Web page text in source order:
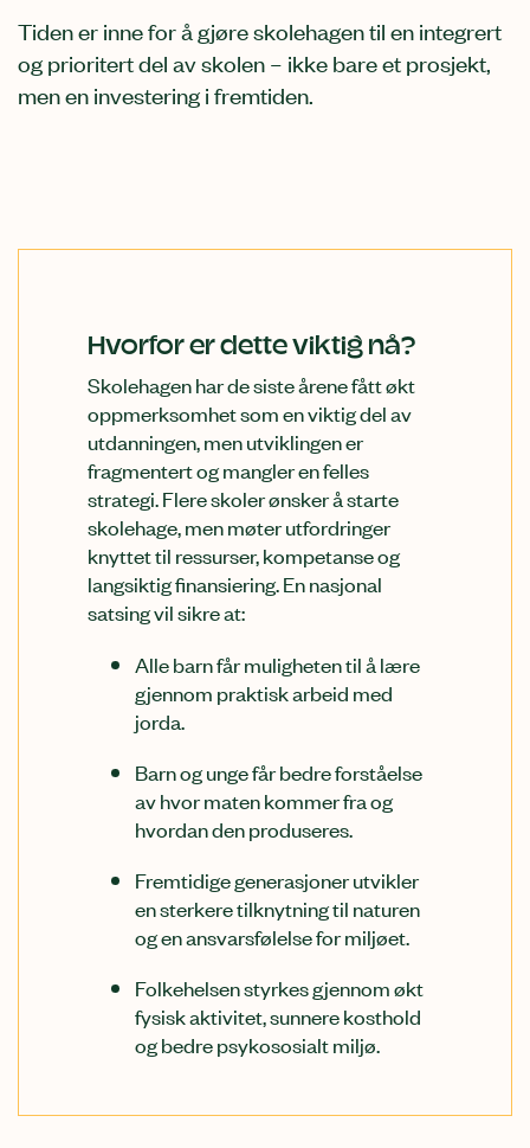
Tiden er inne for å gjøre skolehagen til en integrert
og prioritert del av skolen – ikke bare et prosjekt,
men en investering i fremtiden.
Hvorfor er dette viktig nå?
Skolehagen har de siste årene fått økt
oppmerksomhet som en viktig del av
utdanningen, men utviklingen er
fragmentert og mangler en felles
strategi. Flere skoler ønsker å starte
skolehage, men møter utfordringer
knyttet til ressurser, kompetanse og
langsiktig finansiering. En nasjonal
satsing vil sikre at:
Alle barn får muligheten til å lære
gjennom praktisk arbeid med
jorda.
Barn og unge får bedre forståelse
av hvor maten kommer fra og
hvordan den produseres.
Fremtidige generasjoner utvikler
en sterkere tilknytning til naturen
og en ansvarsfølelse for miljøet.
Folkehelsen styrkes gjennom økt
fysisk aktivitet, sunnere kosthold
og bedre psykososialt miljø.